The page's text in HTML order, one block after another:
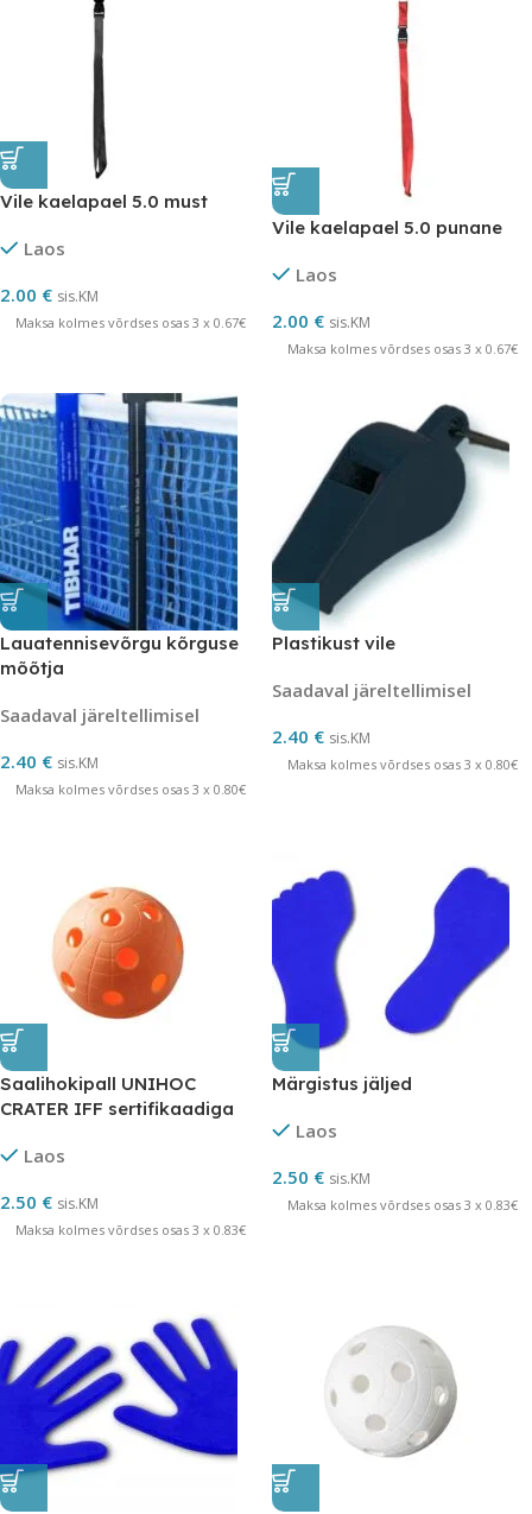
Vile kaelapael 5.0 must
Laos
2.00 € sis.KM
Maksa kolmes võrdses osas 3 x 0.67€
Vile kaelapael 5.0 punane
Laos
2.00 € sis.KM
Maksa kolmes võrdses osas 3 x 0.67€
Lauatennisevõrgu kõrguse
mõõtja
Saadaval järeltellimisel
2.40 € sis.KM
Maksa kolmes võrdses osas 3 x 0.80€
Plastikust vile
Saadaval järeltellimisel
2.40 € sis.KM
Maksa kolmes võrdses osas 3 x 0.80€
Saalihokipall UNIHOC
CRATER IFF sertifikaadiga
Laos
2.50 € sis.KM
Maksa kolmes võrdses osas 3 x 0.83€
Märgistus jäljed
Laos
2.50 € sis.KM
Maksa kolmes võrdses osas 3 x 0.83€